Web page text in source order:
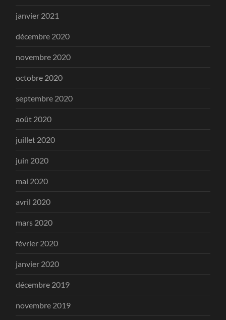
janvier 2021
décembre 2020
novembre 2020
octobre 2020
septembre 2020
août 2020
juillet 2020
juin 2020
mai 2020
avril 2020
mars 2020
février 2020
janvier 2020
décembre 2019
novembre 2019